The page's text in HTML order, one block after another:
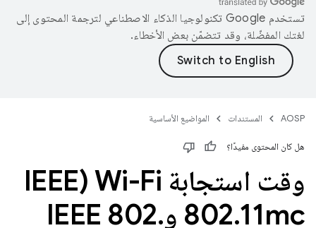
تستخدم Google تكنولوجيا الذكاء الاصطناعي لترجمة المحتوى إلى
لغتك المفضّلة، وقد تتضمّن بعض الأخطاء.
AOSP المستندات المواضيع الأساسية
هل كان المحتوى مفيدًا؟
وقت استجابة Wi-Fi (IEEE
802.11mc وIEEE 802
.